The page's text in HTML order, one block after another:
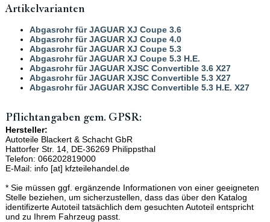
Artikelvarianten
Abgasrohr für JAGUAR XJ Coupe 3.6
Abgasrohr für JAGUAR XJ Coupe 4.0
Abgasrohr für JAGUAR XJ Coupe 5.3
Abgasrohr für JAGUAR XJ Coupe 5.3 H.E.
Abgasrohr für JAGUAR XJSC Convertible 3.6 X27
Abgasrohr für JAGUAR XJSC Convertible 5.3 X27
Abgasrohr für JAGUAR XJSC Convertible 5.3 H.E. X27
Pflichtangaben gem. GPSR:
Hersteller:
Autoteile Blackert & Schacht GbR
Hattorfer Str. 14, DE-36269 Philippsthal
Telefon: 066202819000
E-Mail: info [at] kfzteilehandel.de
* Sie müssen ggf. ergänzende Informationen von einer geeigneten
Stelle beziehen, um sicherzustellen, dass das über den Katalog
identifizerte Autoteil tatsächlich dem gesuchten Autoteil entspricht
und zu Ihrem Fahrzeug passt.